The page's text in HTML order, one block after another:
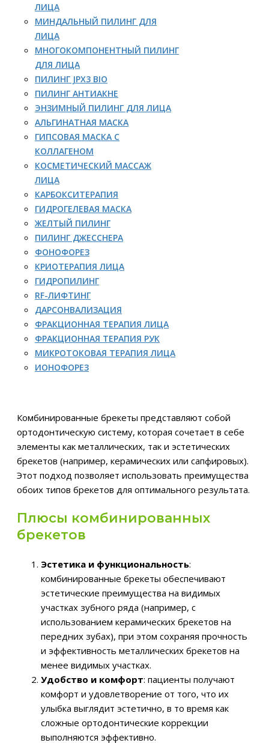
ЛИЦА
МИНДАЛЬНЫЙ ПИЛИНГ ДЛЯ
ЛИЦА
МНОГОКОМПОНЕНТНЫЙ ПИЛИНГ
ДЛЯ ЛИЦА
ПИЛИНГ JPX3 BIO
ПИЛИНГ АНТИАКНЕ
ЭНЗИМНЫЙ ПИЛИНГ ДЛЯ ЛИЦА
АЛЬГИНАТНАЯ МАСКА
ГИПСОВАЯ МАСКА С
КОЛЛАГЕНОМ
КОСМЕТИЧЕСКИЙ МАССАЖ
ЛИЦА
КАРБОКСИТЕРАПИЯ
ГИДРОГЕЛЕВАЯ МАСКА
ЖЕЛТЫЙ ПИЛИНГ
ПИЛИНГ ДЖЕССНЕРА
ФОНОФОРЕЗ
КРИОТЕРАПИЯ ЛИЦА
ГИДРОПИЛИНГ
RF-ЛИФТИНГ
ДАРСОНВАЛИЗАЦИЯ
ФРАКЦИОННАЯ ТЕРАПИЯ ЛИЦА
ФРАКЦИОННАЯ ТЕРАПИЯ РУК
МИКРОТОКОВАЯ ТЕРАПИЯ ЛИЦА
ИОНОФОРЕЗ
Комбинированные брекеты представляют собой
ортодонтическую систему, которая сочетает в себе
элементы как металлических, так и эстетических
брекетов (например, керамических или сапфировых).
Этот подход позволяет использовать преимущества
обоих типов брекетов для оптимального результата.
Плюсы комбинированных
брекетов
Эстетика и функциональность:
комбинированные брекеты обеспечивают
эстетические преимущества на видимых
участках зубного ряда (например, с
использованием керамических брекетов на
передних зубах), при этом сохраняя прочность
и эффективность металлических брекетов на
менее видимых участках.
Удобство и комфорт: пациенты получают
комфорт и удовлетворение от того, что их
улыбка выглядит эстетично, в то время как
сложные ортодонтические коррекции
выполняются эффективно.